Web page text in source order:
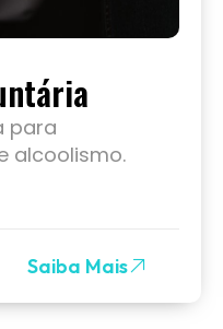
para
alcoolismo.
Saiba Mais